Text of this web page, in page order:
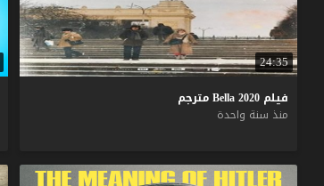
24:35
فيلم Bella2020
مترجم
منذ سنة واحدة